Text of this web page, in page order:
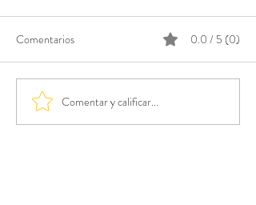
Comentarios 0.0 / 5 (0)
Comentar y calificar...